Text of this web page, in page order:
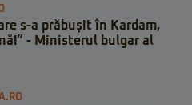
s-a prăbușit în Kardam,
- Ministerul bulgar al